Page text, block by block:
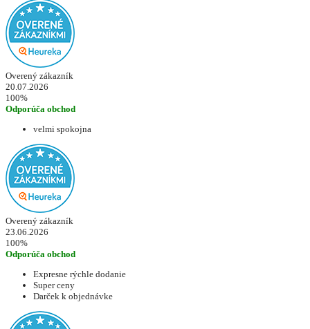
Overený zákazník
20.07.2026
100%
Odporúča obchod
velmi spokojna
Overený zákazník
23.06.2026
100%
Odporúča obchod
Expresne rýchle dodanie
Super ceny
Darček k objednávke